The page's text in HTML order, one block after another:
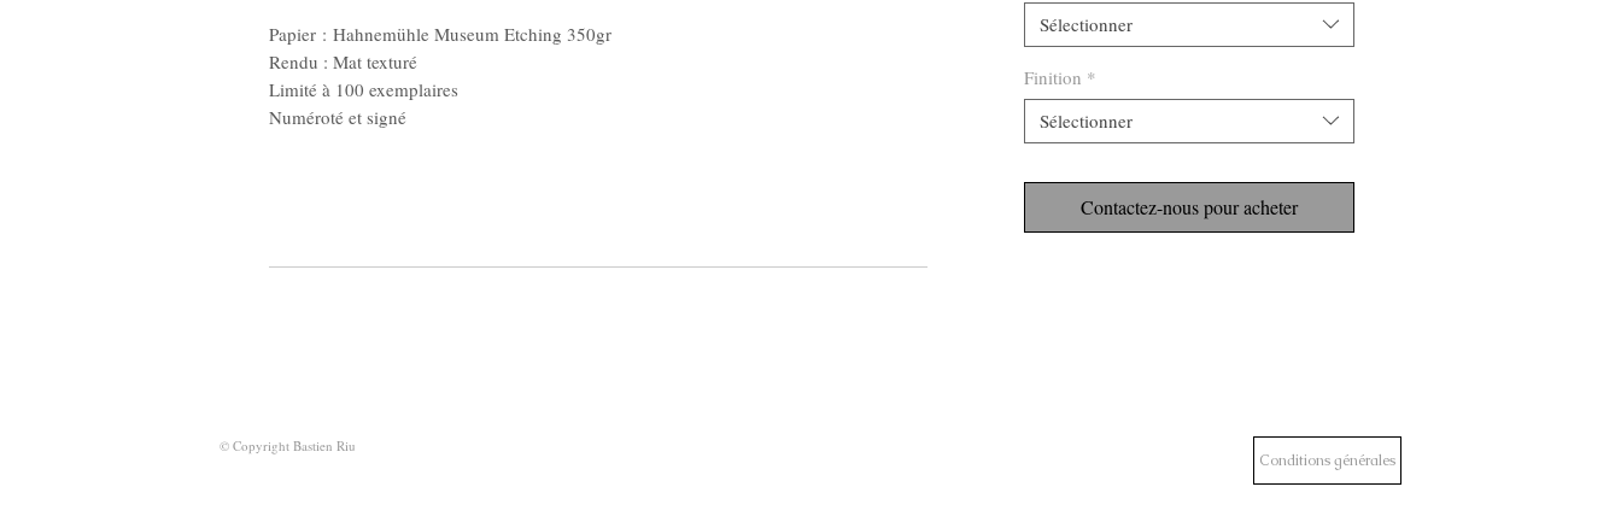
Papier : Hahnemühle Museum Etching 350gr
Rendu : Mat texturé
Limité à 100 exemplaires
Numéroté et signé
Sélectionner
Finition *
Sélectionner
Contactez-nous pour acheter
© Copyright Bastien Riu
Conditions générales